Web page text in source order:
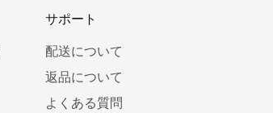
サポート
配送について
返品について
よくある質問